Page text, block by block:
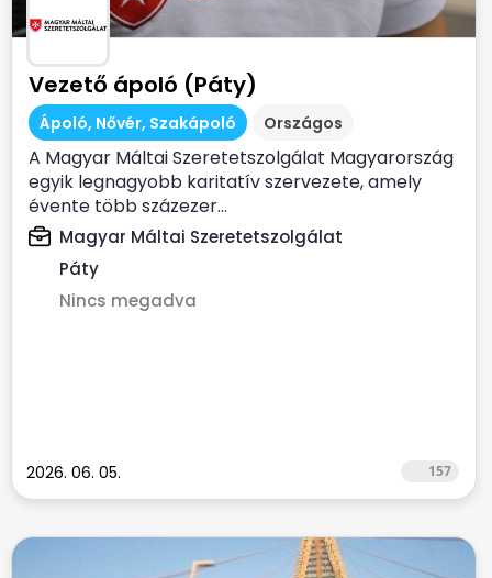
Vezető ápoló (Páty)
Ápoló, Nővér, Szakápoló Országos
A Magyar Máltai Szeretetszolgálat Magyarország
egyik legnagyobb karitatív szervezete, amely
évente több százezer...
Magyar Máltai Szeretetszolgálat
Páty
Nincs megadva
2026. 06. 05. 157